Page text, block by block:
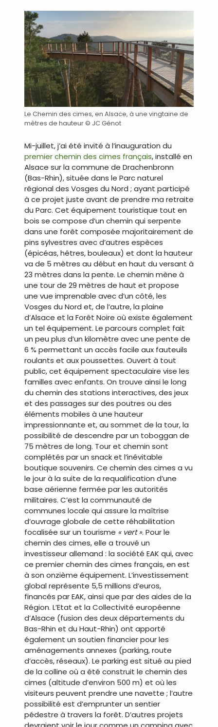
Le Chemin des cimes, en Alsace, à une vingtaine de
mètres de hauteur © JC Génot
Mi-juillet, j’ai été invité à l’inauguration du
premier chemin des cimes français, installé en
Alsace sur la commune de Drachenbronn
(Bas-Rhin), située dans le Parc naturel
régional des Vosges du Nord ; ayant participé
à ce projet juste avant de prendre ma retraite
du Parc. Cet équipement touristique tout en
bois se compose d’un chemin qui serpente
dans une forêt composée majoritairement de
pins sylvestres avec d’autres espèces
(épicéas, hêtres, bouleaux) et dont la hauteur
va de 5 mètres au début en haut du versant à
23 mètres dans la pente. Le chemin mène à
une tour de 29 mètres de haut et propose
une vue imprenable avec d’un côté, les
Vosges du Nord et, de l’autre, la plaine
d’Alsace et la Forêt Noire où existe également
un tel équipement. Le parcours complet fait
un peu plus d’un kilomètre avec une pente de
6 % permettant un accès facile aux fauteuils
roulants et aux poussettes. Ouvert à tout
public, cet équipement spectaculaire vise les
familles avec enfants. On trouve ainsi le long
du chemin des stations interactives, des jeux
et des passages sur des poutres ou des
éléments mobiles à une hauteur
impressionnante et, au sommet de la tour, la
possibilité de descendre par un toboggan de
75 mètres de long. Tour et chemin sont
complétés par un snack et l’inévitable
boutique souvenirs. Ce chemin des cimes a vu
le jour à la suite de la requalification d’une
base aérienne fermée par les autorités
militaires. C’est la communauté de
communes locale qui assure la maîtrise
d’ouvrage globale de cette réhabilitation
focalisée sur un tourisme « vert ». Pour le
chemin des cimes, elle a trouvé un
investisseur allemand : la société EAK qui, avec
ce premier chemin des cimes français, en est
à son onzième équipement. L’investissement
global représente 5,5 millions d’euros,
financés par EAK, ainsi que par des aides de la
Région. L’Etat et la Collectivité européenne
d’Alsace (fusion des deux départements du
Bas-Rhin et du Haut-Rhin) ont apporté
également un soutien financier pour les
aménagements annexes (parking, route
d’accès, réseaux). Le parking est situé au pied
de la colline où a été construit le chemin des
cimes (altitude d’environ 500 m) et où les
visiteurs peuvent prendre une navette ; l’autre
possibilité est d’emprunter un sentier
pédestre à travers la forêt. D’autres projets